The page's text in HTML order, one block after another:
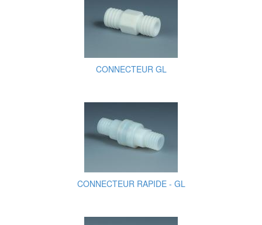
CONNECTEUR GL
CONNECTEUR RAPIDE - GL